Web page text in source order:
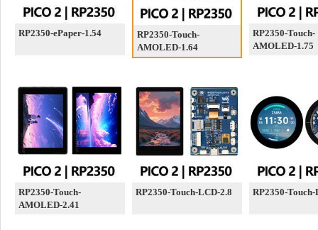
RP2350-ePaper-1.54
RP2350-Touch-
AMOLED-1.64
RP2350-Touch-
AMOLED-1.75
RP2350-Touch-
AMOLED-2.41
RP2350-Touch-LCD-2.8 RP2350-